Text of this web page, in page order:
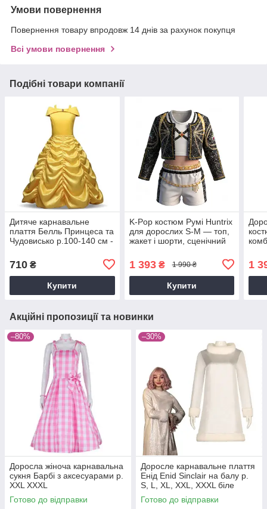
Умови повернення
Повернення товару впродовж 14 днів за рахунок покупця
Всі умови повернення
Подібні товари компанії
Дитяче карнавальне
плаття Белль Принцеса та
Чудовисько р.100-140 см -
дівчинки
710 ₴
Купити
K-Pop костюм Румі Huntrix
для дорослих S-M — топ,
жакет і шорти, сценічний
Hunters
1 393₴ 1 990 ₴
Купити
1
Акційні пропозиції та новинки
–80%
Доросла жіноча карнавальна
сукня Барбі з аксесуарами р.
XXL XXXL
Готово до відправки
–30%
Доросле карнавальне плаття
Енід Enid Sinclair на балу р.
S, L, XL, XXL, XXXL біле
Готово до відправки